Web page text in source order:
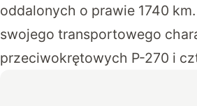
oddalonych o prawie 1740
swojego transportowego
przeciwokrętowych P-270 i